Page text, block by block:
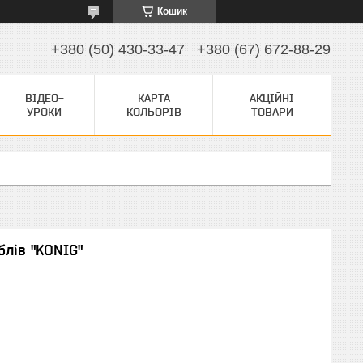
Кошик
+380 (50) 430-33-47 +380 (67) 672-88-29
ВІДЕО-
УРОКИ
КАРТА
КОЛЬОРІВ
АКЦІЙНІ
ТОВАРИ
"KONIG"